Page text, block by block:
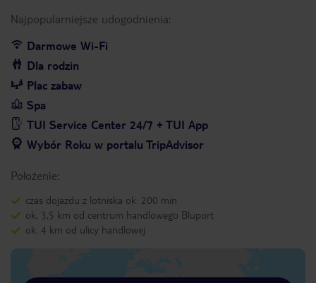
Najpopularniejsze udogodnienia:
Darmowe Wi-Fi
Dla rodzin
Plac zabaw
Spa
TUI Service Center 24/7 + TUI App
Wybór Roku w portalu TripAdvisor
Położenie:
czas dojazdu z lotniska ok. 200 min
ok, 3,5 km od centrum handlowego Bluport
ok. 4 km od ulicy handlowej